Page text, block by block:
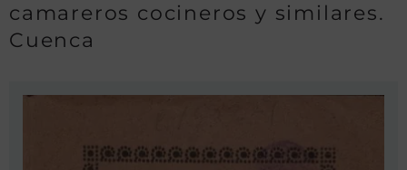
camareros cocineros y similares.
Cuenca